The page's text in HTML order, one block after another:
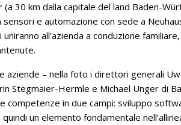
(a 30 km dalla capitale del land Baden-
sensori e automazione con sede a
all’azienda a conduzione
aziende – nella foto i direttori generali
Stegmaier-Hermle e Michael Unger di
competenze in due campi: sviluppo
un elemento fondamentale